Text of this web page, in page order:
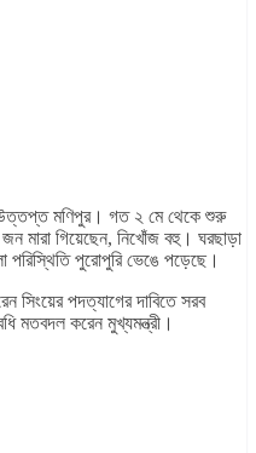
মণিপুর। গত ২ মে থেকে শুরু
মারা গিয়েছেন, নিখোঁজ বহু। ঘরছাড়া
পরিস্থিতি পুরোপুরি ভেঙে পড়েছে।
সিংয়ের পদত্যাগের দাবিতে সরব
মতবদল করেন মুখ্যমন্ত্রী।